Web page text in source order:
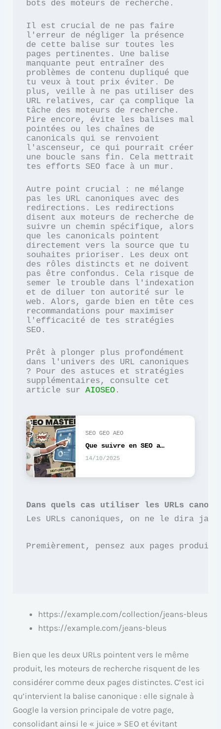
bots des moteurs de recherche.
Il est crucial de ne pas faire
l'erreur de négliger la présence
de cette balise sur toutes les
pages pertinentes. Une balise
manquante peut entraîner des
problèmes de contenu dupliqué que
tu veux à tout prix éviter. De
plus, veille à ne pas utiliser des
URL relatives, car ça complique la
tâche des moteurs de recherche.
Pire encore, évite les balises mal
pointées ou les chaînes de
canonicals qui se renvoient
l'ascenseur, ce qui pourrait créer
une boucle sans fin. Cela mettrait
tes efforts SEO face à un mur.
Autre point crucial : ne mélange
pas les URL canoniques avec des
redirections. Les redirections
disent aux moteurs de recherche de
suivre un chemin spécifique, alors
que les canonicals pointent
directement vers la source que tu
souhaites prioriser. Les deux ont
des rôles distincts et ne doivent
pas être confondus. Cela risque de
semer le trouble dans l'indexation
et de diluer ton autorité sur le
web. Alors, garde bien en tête ces
recommandations pour maximiser
l'efficacité de tes stratégies
SEO.
Prêt à plonger plus profondément
dans l'univers des URL canoniques
? Pour des astuces et stratégies
supplémentaires, consulte cet
article sur AIOSEO .
SEO GEO AEO
Que suivre en SEO avec les AI Overviews ?
14/10/2025
Dans quels cas utiliser les URLs
Les URLs canoniques, on ne le dira
Premièrement, pensez aux pages
https://example.com/collection/jeans-bleus
https://example.com/jeans-bleus
Bien que les deux URLs pointent vers le même
produit, les moteurs de recherche risquent de les
considérer comme deux pages distinctes. C’est ici
qu’intervient la balise canonique : elle signale à
Google la version principale de votre page,
consolidant ainsi le « juice » SEO et évitant